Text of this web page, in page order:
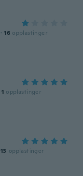
· 16 opplastinger
1 opplastinger
13 opplastinger